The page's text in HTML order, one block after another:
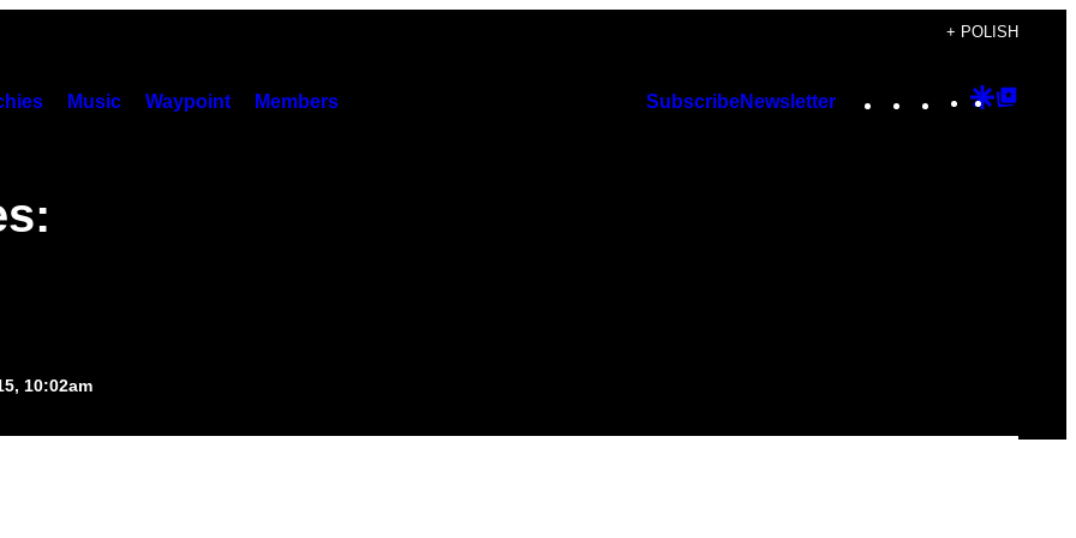
+ POLISH
Music Waypoint Members SubscribeNewsletter Instagram
TikTok
YouTube
Google
10:02am